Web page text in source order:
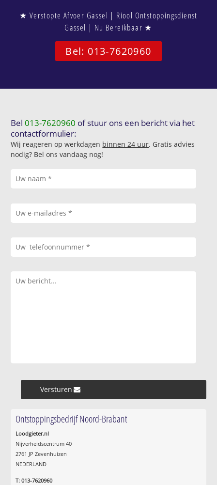
★ Verstopte Afvoer Gassel | Riool Ontstoppingsdienst
Gassel | Nu Bereikbaar ★
Bel: 013-7620960
Bel013-7620960 of stuur ons een bericht via het
contactformulier:
Wij reageren op werkdagen binnen 24 uur. Gratis advies
nodig? Bel ons vandaag nog!
Versturen »
Ontstoppingsbedrijf Noord-Brabant
Loodgieter.nl
Nijverheidscentrum 40
2761 JP Zevenhuizen
NEDERLAND
T: 013-7620960